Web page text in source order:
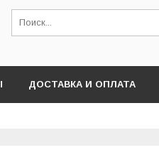
ДОСТАВКА И ОПЛАТА